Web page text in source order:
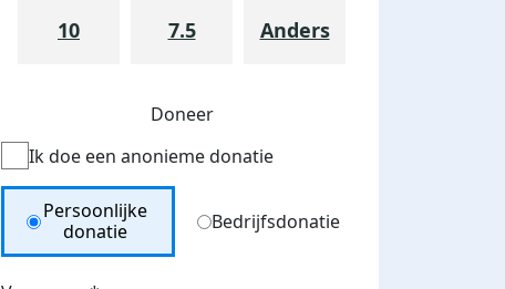
10 7.5 Anders
Doneer
Ik doe een anonieme donatie
Donation Type
Persoonlijke
donatie
Bedrijfsdonatie